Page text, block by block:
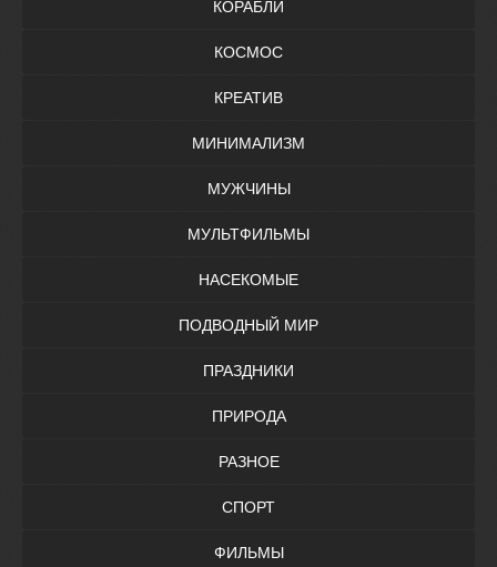
КОРАБЛИ
КОСМОС
КРЕАТИВ
МИНИМАЛИЗМ
МУЖЧИНЫ
МУЛЬТФИЛЬМЫ
НАСЕКОМЫЕ
ПОДВОДНЫЙ МИР
ПРАЗДНИКИ
ПРИРОДА
РАЗНОЕ
СПОРТ
ФИЛЬМЫ